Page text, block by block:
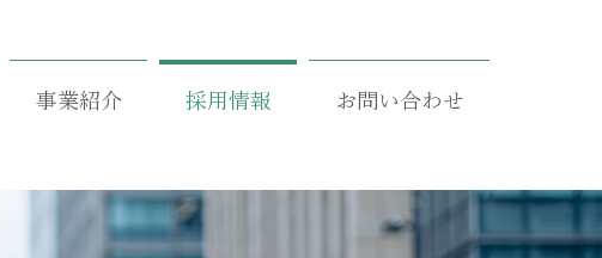
事業紹介 採用情報 お問い合わせ